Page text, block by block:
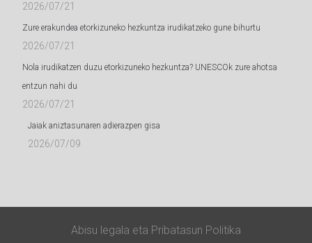
2026/07/21
Zure erakundea etorkizuneko hezkuntza irudikatzeko gune bihurtu
2026/07/21
Nola irudikatzen duzu etorkizuneko hezkuntza? UNESCOk zure ahotsa
entzun nahi du
2026/07/21
Jaiak aniztasunaren adierazpen gisa
2026/07/09
Abisu legala eta Pribatasun Politika